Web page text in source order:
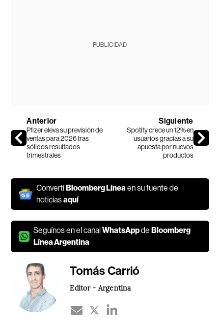
PUBLICIDAD
Anterior
Pfizer eleva su previsión de
ventas para 2026 tras
sólidos resultados
trimestrales
Siguiente
Spotify crece un 12% en
usuarios gracias a su
apuesta por nuevos
productos
ConvertíBloomberg Líneaen su fuente de
noticiasaquí
Seguínos en el canalWhatsAppdeBloomberg
Línea Argentina
Tomás Carrió
Editor - Argentina